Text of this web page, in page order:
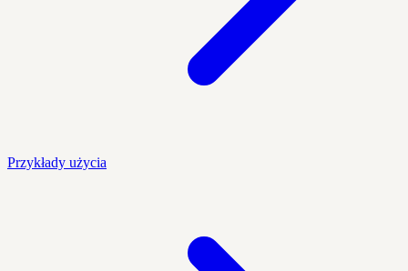
Przykłady użycia